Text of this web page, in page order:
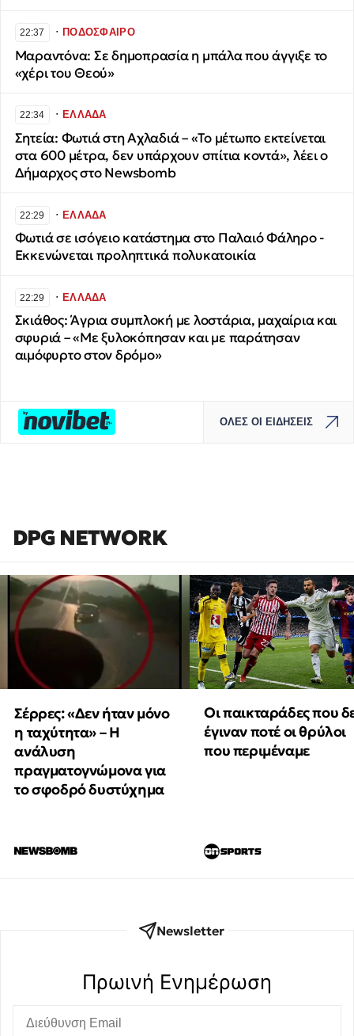
22:37 ∙ΠΟΔΟΣΦΑΙΡΟ
Μαραντόνα: Σε δημοπρασία η μπάλα που άγγιξε το
«χέρι του Θεού»
22:34 ∙ΕΛΛΑΔΑ
Σητεία: Φωτιά στη Αχλαδιά – «Το μέτωπο εκτείνεται
στα 600 μέτρα, δεν υπάρχουν σπίτια κοντά», λέει ο
Δήμαρχος στο Newsbomb
22:29 ∙ΕΛΛΑΔΑ
Φωτιά σε ισόγειο κατάστημα στο Παλαιό Φάληρο -
Εκκενώνεται προληπτικά πολυκατοικία
22:29 ∙ΕΛΛΑΔΑ
Σκιάθος: Άγρια συμπλοκή με λοστάρια, μαχαίρια και
σφυριά – «Με ξυλοκόπησαν και με παράτησαν
αιμόφυρτο στον δρόμο»
ΟΛΕΣ ΟΙ ΕΙΔΗΣΕΙΣ
DPG NETWORK
Σέρρες: «Δεν ήταν μόνο
η ταχύτητα» – Η
ανάλυση
πραγματογνώμονα για
το σφοδρό δυστύχημα
Οι παικταράδες που
έγιναν ποτέ οι θρύλοι
που περιμέναμε
Newsletter
Πρωινή Eνημέρωση